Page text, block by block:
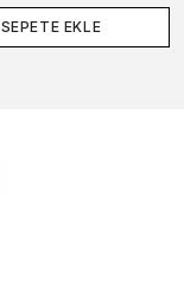
SEPETE EKLE